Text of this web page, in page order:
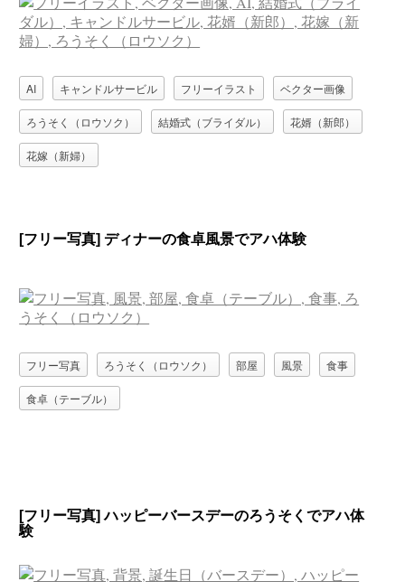
AI キャンドルサービル フリーイラスト ベクター画像
ろうそく（ロウソク） 結婚式（ブライダル） 花婿（新郎）
花嫁（新婦）
[フリー写真] ディナーの食卓風景でアハ体験
フリー写真 ろうそく（ロウソク） 部屋 風景 食事
食卓（テーブル）
[フリー写真] ハッピーバースデーのろうそくでアハ体
験